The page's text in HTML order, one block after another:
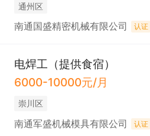
通州区
南通国盛精密机械有限公司 认证
电焊工（提供食宿）
6000-10000元/月
崇川区
南通军盛机械模具有限公司 认证